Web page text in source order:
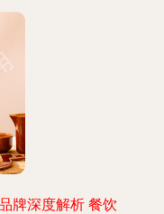
牌深度解析 餐饮